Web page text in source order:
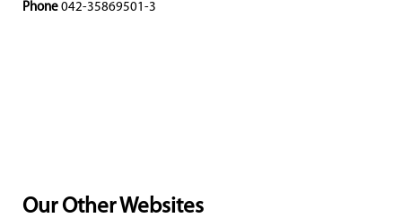
Phone 042-35869501-3
Our Other Websites